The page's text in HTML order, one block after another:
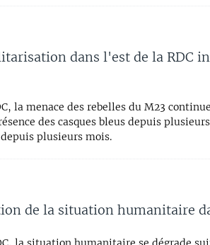
dans l'est de la RDC
la menace des rebelles du M23
des casques bleus depuis
plusieurs mois.
de la situation humanitaire